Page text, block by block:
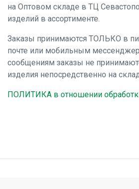
на Оптовом складе в ТЦ
изделий в ассортименте.
Заказы принимаются ТОЛЬКО в
почте или мобильным
сообщениям заказы не
изделия непосредственно на
ПОЛИТИКА в отношении